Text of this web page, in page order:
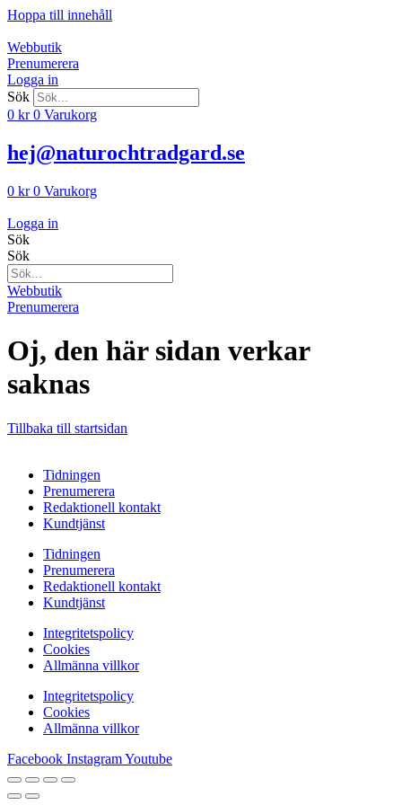
Hoppa till innehåll
Webbutik
Prenumerera
Logga in
Sök
0 kr 0 Varukorg
hej@naturochtradgard.se
0 kr 0 Varukorg
Logga in
Sök
Sök
Webbutik
Prenumerera
Oj, den här sidan verkar
saknas
Tillbaka till startsidan
Tidningen
Prenumerera
Redaktionell kontakt
Kundtjänst
Tidningen
Prenumerera
Redaktionell kontakt
Kundtjänst
Integritetspolicy
Cookies
Allmänna villkor
Integritetspolicy
Cookies
Allmänna villkor
Facebook InstagramYoutube